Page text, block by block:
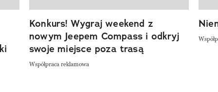
Konkurs! Wygraj weekend z
nowym Jeepem Compass i odkryj
swoje miejsce poza trasą
Współpraca reklamowa